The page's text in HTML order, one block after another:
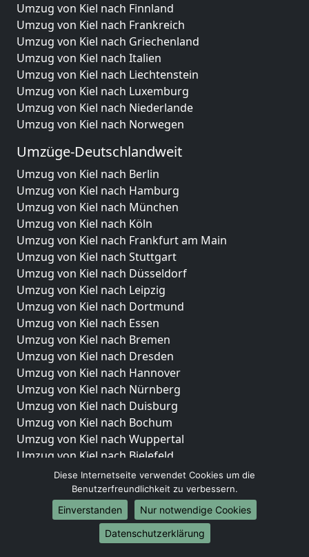
Umzug von Kiel nach Finnland
Umzug von Kiel nach Frankreich
Umzug von Kiel nach Griechenland
Umzug von Kiel nach Italien
Umzug von Kiel nach Liechtenstein
Umzug von Kiel nach Luxemburg
Umzug von Kiel nach Niederlande
Umzug von Kiel nach Norwegen
Umzüge-Deutschlandweit
Umzug von Kiel nach Berlin
Umzug von Kiel nach Hamburg
Umzug von Kiel nach München
Umzug von Kiel nach Köln
Umzug von Kiel nach Frankfurt am Main
Umzug von Kiel nach Stuttgart
Umzug von Kiel nach Düsseldorf
Umzug von Kiel nach Leipzig
Umzug von Kiel nach Dortmund
Umzug von Kiel nach Essen
Umzug von Kiel nach Bremen
Umzug von Kiel nach Dresden
Umzug von Kiel nach Hannover
Umzug von Kiel nach Nürnberg
Umzug von Kiel nach Duisburg
Umzug von Kiel nach Bochum
Umzug von Kiel nach Wuppertal
Umzug von Kiel nach Bielefeld
Umzug von Kiel nach Bonn
Umzug von Kiel nach Münster
Internationale-Umzüge
Umzug von Kiel nach Brasilien
Diese Internetseite verwendet Cookies um die
Benutzerfreundlichkeit zu verbessern.
Einverstanden
Nur notwendige Cookies
Datenschutzerklärung